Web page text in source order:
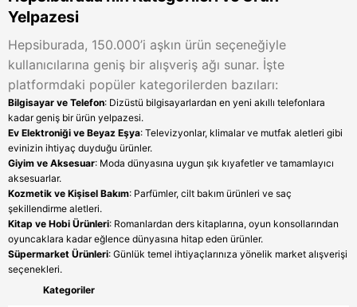
Yelpazesi
Hepsiburada, 150.000’i aşkın ürün seçeneğiyle
kullanıcılarına geniş bir alışveriş ağı sunar. İşte
platformdaki popüler kategorilerden bazıları:
Bilgisayar ve Telefon: Dizüstü bilgisayarlardan en yeni akıllı telefonlara
kadar geniş bir ürün yelpazesi.
Ev Elektroniği ve Beyaz Eşya: Televizyonlar, klimalar ve mutfak aletleri gibi
evinizin ihtiyaç duyduğu ürünler.
Giyim ve Aksesuar: Moda dünyasına uygun şık kıyafetler ve tamamlayıcı
aksesuarlar.
Kozmetik ve Kişisel Bakım: Parfümler, cilt bakım ürünleri ve saç
şekillendirme aletleri.
Kitap ve Hobi Ürünleri: Romanlardan ders kitaplarına, oyun konsollarından
oyuncaklara kadar eğlence dünyasına hitap eden ürünler.
Süpermarket Ürünleri: Günlük temel ihtiyaçlarınıza yönelik market alışverişi
seçenekleri.
Kategoriler